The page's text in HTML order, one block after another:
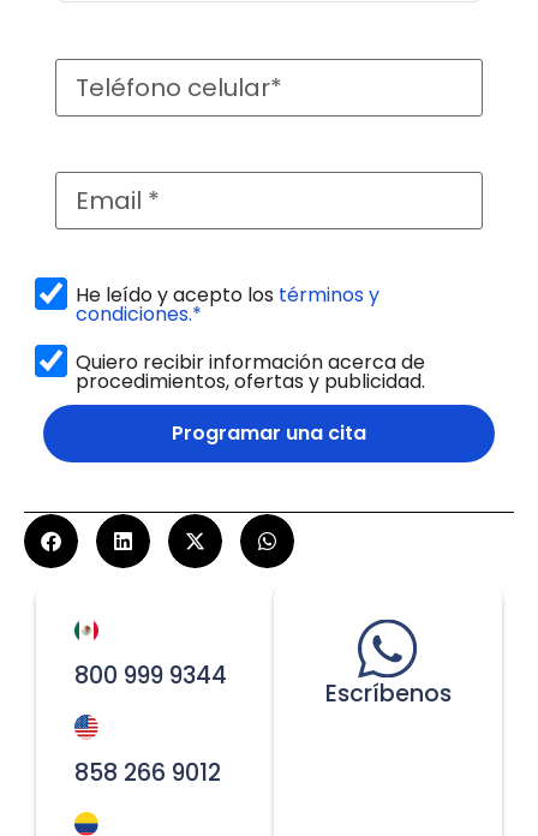
He leído y acepto los términos y
condiciones.*
Quiero recibir información acerca de
procedimientos, ofertas y publicidad.
Programar una cita
800 999 9344
858 266 9012
Escríbenos